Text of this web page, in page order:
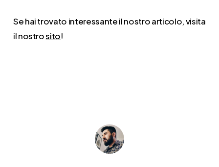
Se hai trovato interessante il nostro articolo, visita
il nostrosito!